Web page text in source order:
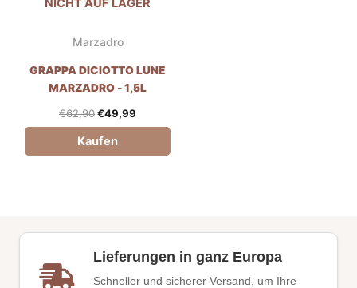
NICHT AUF LAGER
Marzadro
GRAPPA DICIOTTO LUNE
MARZADRO - 1,5L
€62,90€49,99
Kaufen
Lieferungen in ganz Europa
Schneller und sicherer Versand, um Ihre